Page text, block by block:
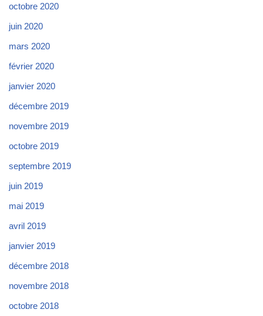
octobre 2020
juin 2020
mars 2020
février 2020
janvier 2020
décembre 2019
novembre 2019
octobre 2019
septembre 2019
juin 2019
mai 2019
avril 2019
janvier 2019
décembre 2018
novembre 2018
octobre 2018